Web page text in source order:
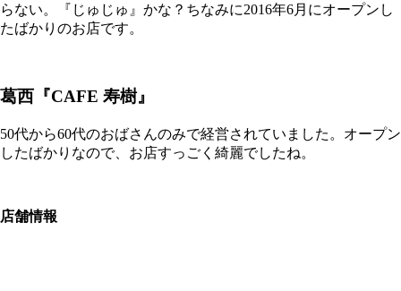
らない。『じゅじゅ』かな？ちなみに2016年6月にオープンし
たばかりのお店です。
葛西『CAFE 寿樹』
50代から60代のおばさんのみで経営されていました。オープン
したばかりなので、お店すっごく綺麗でしたね。
店舗情報